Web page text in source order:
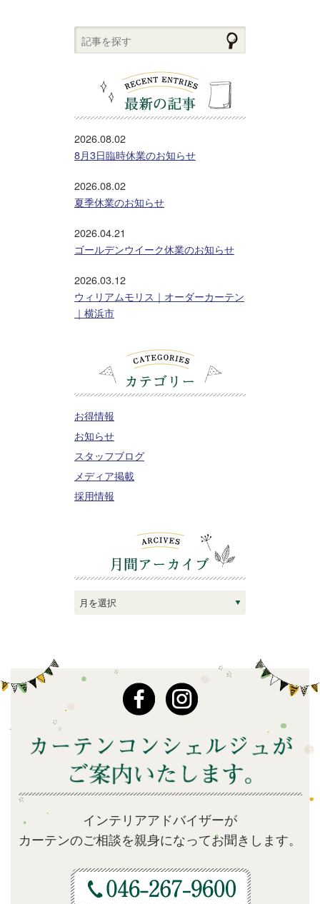
2026.08.02
8月3日臨時休業のお知らせ
2026.08.02
夏季休業のお知らせ
2026.04.21
ゴールデンウイーク休業のお知らせ
2026.03.12
ウィリアムモリス｜オーダーカーテン
｜横浜市
お得情報
お知らせ
スタッフブログ
メディア掲載
採用情報
インテリアアドバイザーが
カーテンのご相談を親身になってお聞きします。